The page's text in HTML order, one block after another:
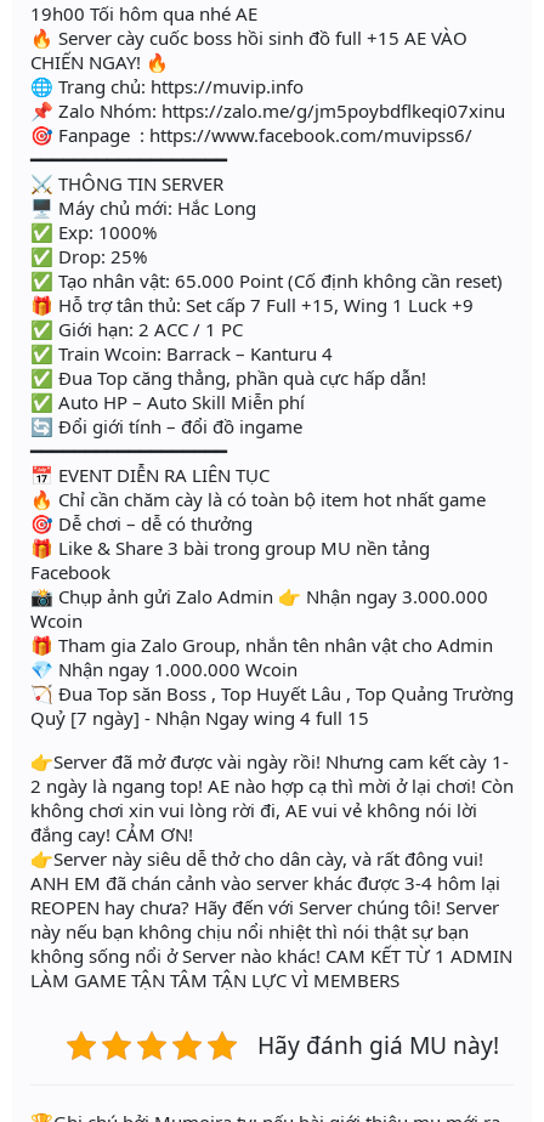
19h00 Tối hôm qua nhé AE
🔥 Server cày cuốc boss hồi sinh đồ full +15 AE VÀO
CHIẾN NGAY! 🔥
🌐 Trang chủ: https://muvip.info
📌 Zalo Nhóm: https://zalo.me/g/jm5poybdflkeqi07xinu
🎯 Fanpage : https://www.facebook.com/muvipss6/
━━━━━━━━━━━━━━━━━━
⚔️ THÔNG TIN SERVER
🖥 Máy chủ mới: Hắc Long
✅ Exp: 1000%
✅ Drop: 25%
✅ Tạo nhân vật: 65.000 Point (Cố định không cần reset)
🎁 Hỗ trợ tân thủ: Set cấp 7 Full +15, Wing 1 Luck +9
✅ Giới hạn: 2 ACC / 1 PC
✅ Train Wcoin: Barrack – Kanturu 4
✅ Đua Top căng thẳng, phần quà cực hấp dẫn!
✅ Auto HP – Auto Skill Miễn phí
🔄 Đổi giới tính – đổi đồ ingame
━━━━━━━━━━━━━━━━━━
📅 EVENT DIỄN RA LIÊN TỤC
🔥 Chỉ cần chăm cày là có toàn bộ item hot nhất game
🎯 Dễ chơi – dễ có thưởng
🎁 Like & Share 3 bài trong group MU nền tảng
Facebook
📸 Chụp ảnh gửi Zalo Admin 👉 Nhận ngay 3.000.000
Wcoin
🎁 Tham gia Zalo Group, nhắn tên nhân vật cho Admin
💎 Nhận ngay 1.000.000 Wcoin
🏹 Đua Top săn Boss , Top Huyết Lâu , Top Quảng Trường
Quỷ [7 ngày] - Nhận Ngay wing 4 full 15
👉Server đã mở được vài ngày rồi! Nhưng cam kết cày 1-
2 ngày là ngang top! AE nào hợp cạ thì mời ở lại chơi! Còn
không chơi xin vui lòng rời đi, AE vui vẻ không nói lời
đắng cay! CẢM ƠN!
👉Server này siêu dễ thở cho dân cày, và rất đông vui!
ANH EM đã chán cảnh vào server khác được 3-4 hôm lại
REOPEN hay chưa? Hãy đến với Server chúng tôi! Server
này nếu bạn không chịu nổi nhiệt thì nói thật sự bạn
không sống nổi ở Server nào khác! CAM KẾT TỪ 1 ADMIN
LÀM GAME TẬN TÂM TẬN LỰC VÌ MEMBERS
Hãy đánh giá MU này!